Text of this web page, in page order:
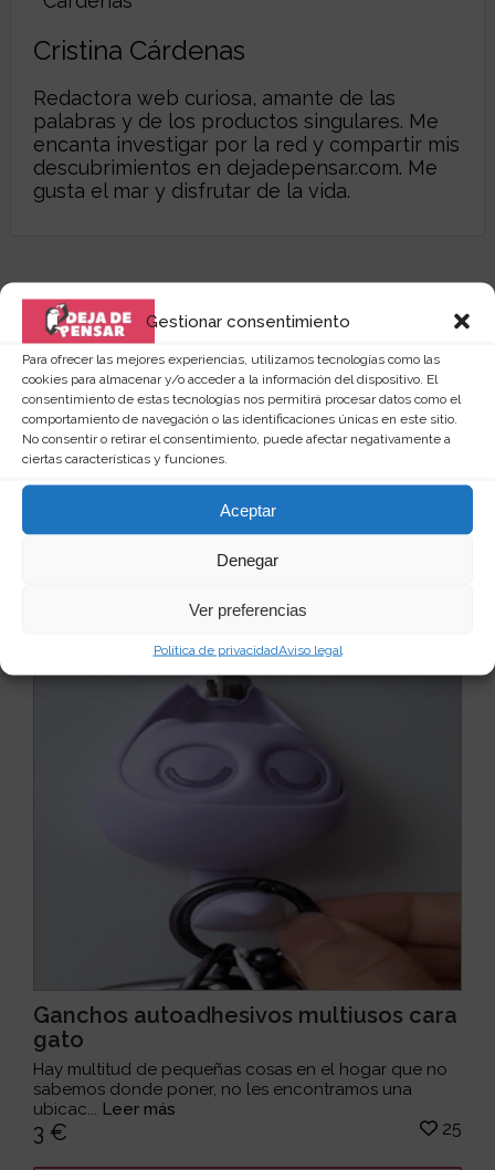
Gestionar consentimiento
Para ofrecer las mejores experiencias, utilizamos tecnologías como las
cookies para almacenar y/o acceder a la información del dispositivo. El
consentimiento de estas tecnologías nos permitirá procesar datos como el
comportamiento de navegación o las identificaciones únicas en este sitio.
No consentir o retirar el consentimiento, puede afectar negativamente a
ciertas características y funciones.
Aceptar
Denegar
Ver preferencias
Política de privacidadAviso legal
Cristina Cárdenas
Redactora web curiosa, amante de las
palabras y de los productos singulares. Me
encanta investigar por la red y compartir mis
descubrimientos en dejadepensar.com. Me
gusta el mar y disfrutar de la vida.
Ganchos autoadhesivos multiusos cara
gato
Hay multitud de pequeñas cosas en el hogar que no
sabemos donde poner, no les encontramos una
ubicac... Leer más
3 € 25